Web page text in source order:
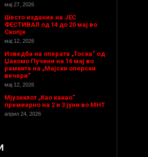
мај 27, 2026
Шесто издание на ЈЕС
ФЕСТИВАЛ од 14 до 20 мај во
Скопје
мај 12, 2026
Изведба на операта „Тоска“ од
Џакомо Пучини на 16 мај во
рамките на „Мајски оперски
вечери“
мај 12, 2026
Мјузиклот „Као какао“
премиерно на 2 и 3 јуни во МНТ
април 24, 2026